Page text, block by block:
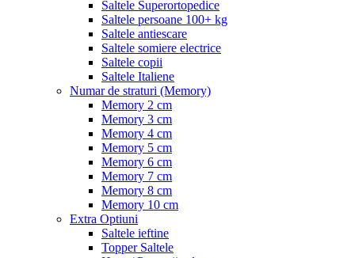
Saltele Superortopedice
Saltele persoane 100+ kg
Saltele antiescare
Saltele somiere electrice
Saltele copii
Saltele Italiene
Numar de straturi (Memory)
Memory 2 cm
Memory 3 cm
Memory 4 cm
Memory 5 cm
Memory 6 cm
Memory 7 cm
Memory 8 cm
Memory 10 cm
Extra Optiuni
Saltele ieftine
Topper Saltele